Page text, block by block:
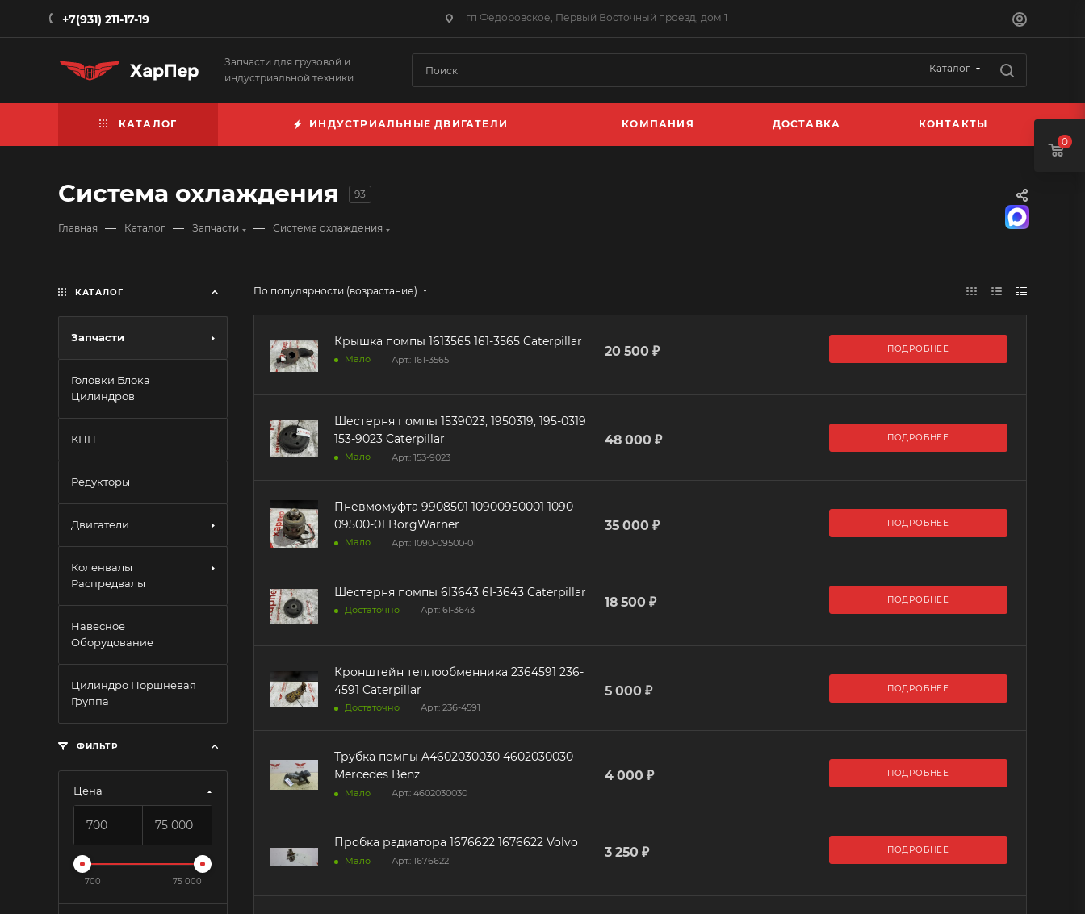
+7(931) 211-17-19 гп Федоровское, Первый Восточный проезд, дом 1
Запчасти для грузовой и
индустриальной техники
Каталог
КАТАЛОГ ИНДУСТРИАЛЬНЫЕ ДВИГАТЕЛИ КОМПАНИЯ ДОСТАВКА КОНТАКТЫ
Система охлаждения 93
Главная — Каталог — Запчасти — Система охлаждения
По популярности (возрастание)
Крышка помпы 1613565 161-3565 Caterpillar
Мало Арт.: 161-3565
20 500 ₽ ПОДРОБНЕЕ
Шестерня помпы 1539023, 1950319, 195-0319
153-9023 Caterpillar
Мало Арт.: 153-9023
48 000 ₽ ПОДРОБНЕЕ
Пневмомуфта 9908501 10900950001 1090-
09500-01 BorgWarner
Мало Арт.: 1090-09500-01
35 000 ₽ ПОДРОБНЕЕ
Шестерня помпы 6I3643 6I-3643 Caterpillar
Достаточно Арт.: 6I-3643
18 500 ₽ ПОДРОБНЕЕ
Кронштейн теплообменника 2364591 236-
4591 Caterpillar
Достаточно Арт.: 236-4591
5 000 ₽ ПОДРОБНЕЕ
Трубка помпы A4602030030 4602030030
Mercedes Benz
Мало Арт.: 4602030030
4 000 ₽ ПОДРОБНЕЕ
Пробка радиатора 1676622 1676622 Volvo
Мало Арт.: 1676622
3 250 ₽ ПОДРОБНЕЕ
КАТАЛОГ
Запчасти
Головки Блока
Цилиндров
КПП
Редукторы
Двигатели
Коленвалы
Распредвалы
Навесное
Оборудование
Цилиндро Поршневая
Группа
ФИЛЬТР
Цена
700 75 000
0